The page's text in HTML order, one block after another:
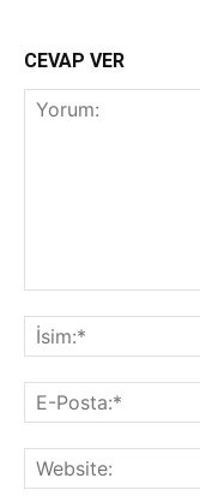
CEVAP VER